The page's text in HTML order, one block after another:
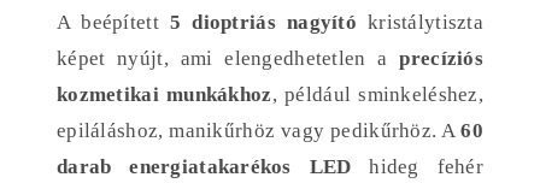
A beépített 5 dioptriás nagyító kristálytiszta
képet nyújt, ami elengedhetetlen aprecíziós
kozmetikai munkákhoz, például sminkeléshez,
epiláláshoz, manikűrhöz vagy pedikűrhöz. A60
darab energiatakarékos LED hideg fehér